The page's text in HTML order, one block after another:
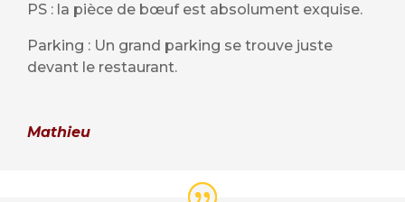
PS : la pièce de bœuf est absolument exquise.
Parking : Un grand parking se trouve juste
devant le restaurant.
Mathieu